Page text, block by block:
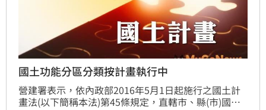
國土功能分區分類按計畫執行中
營建署表示，依內政部2016年5月1日起施行之國土計
畫法(以下簡稱本法)第45條規定，直轄市、縣(市)國土